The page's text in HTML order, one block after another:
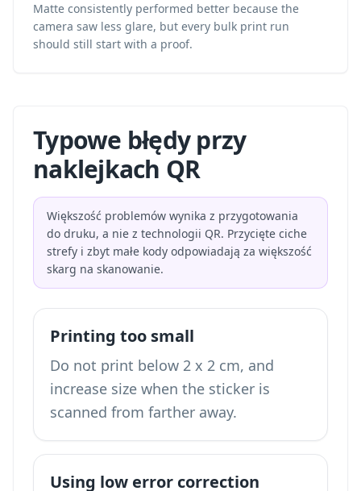
Matte consistently performed better because the
camera saw less glare, but every bulk print run
should still start with a proof.
Typowe błędy przy
naklejkach QR
Większość problemów wynika z przygotowania
do druku, a nie z technologii QR. Przycięte ciche
strefy i zbyt małe kody odpowiadają za większość
skarg na skanowanie.
Printing too small
Do not print below 2 x 2 cm, and
increase size when the sticker is
scanned from farther away.
Using low error correction